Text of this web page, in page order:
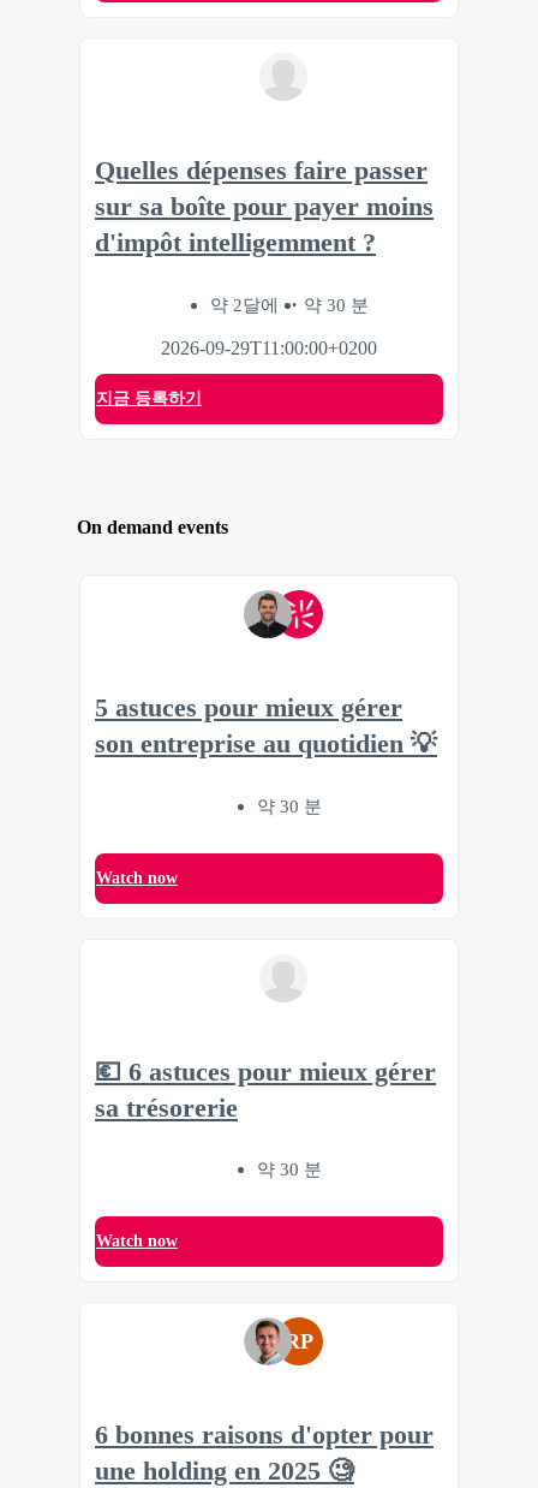
Quelles dépenses faire passer
sur sa boîte pour payer moins
d'impôt intelligemment ?
약 2달에 약 30 분
2026-09-29T11:00:00+0200
지금 등록하기
On demand events
5 astuces pour mieux gérer
son entreprise au quotidien 💡
약 30 분
Watch now
💶 6 astuces pour mieux gérer
sa trésorerie
약 30 분
Watch now
RP
6 bonnes raisons d'opter pour
une holding en 2025 🧐